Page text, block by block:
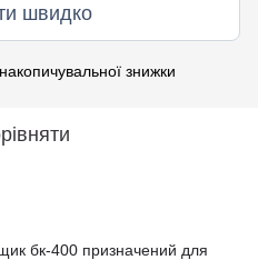
швидко
знижки
бк-400 призначений для